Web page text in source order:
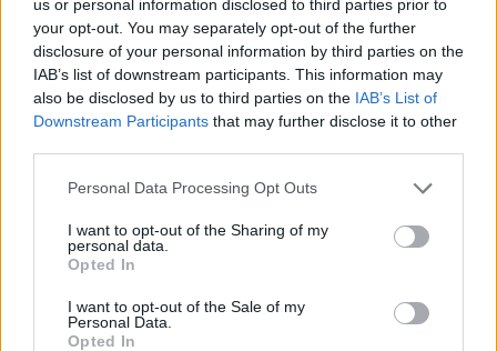
us or personal information disclosed to third parties prior to
your opt-out. You may separately opt-out of the further
disclosure of your personal information by third parties on the
IAB’s list of downstream participants. This information may
also be disclosed by us to third parties on the IAB’s List of
Downstream Participants that may further disclose it to other
Personal Data Processing Opt Outs
I want to opt-out of the Sharing of my
personal data.
Opted In
I want to opt-out of the Sale of my
Personal Data.
Opted In
miesto vietose
sąraše - du klaipėdiečiai
(3)